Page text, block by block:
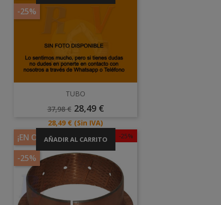
-25%
TUBO
Precio
37,98 € Precio
28,49 €
Precio
28,49 € (Sin IVA)
AÑADIR AL CARRITO -25%
¡EN OFERTA!
-25%